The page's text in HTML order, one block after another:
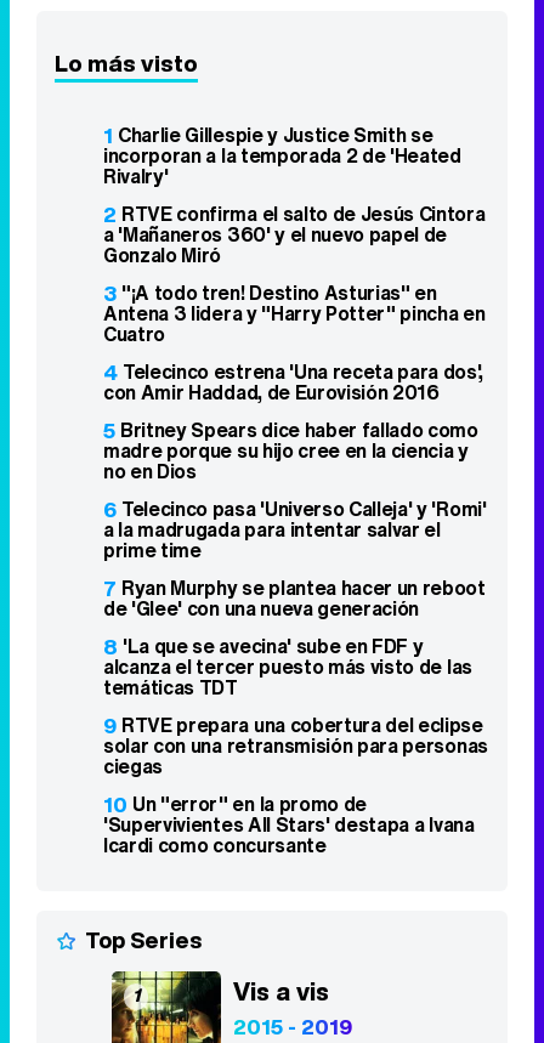
Lo más visto
1 Charlie Gillespie y Justice Smith se
incorporan a la temporada 2 de 'Heated
Rivalry'
2 RTVE confirma el salto de Jesús Cintora
a 'Mañaneros 360' y el nuevo papel de
Gonzalo Miró
3 "¡A todo tren! Destino Asturias" en
Antena 3 lidera y "Harry Potter" pincha en
Cuatro
4 Telecinco estrena 'Una receta para dos',
con Amir Haddad, de Eurovisión 2016
5 Britney Spears dice haber fallado como
madre porque su hijo cree en la ciencia y
no en Dios
6 Telecinco pasa 'Universo Calleja' y 'Romi'
a la madrugada para intentar salvar el
prime time
7 Ryan Murphy se plantea hacer un reboot
de 'Glee' con una nueva generación
8 'La que se avecina' sube en FDF y
alcanza el tercer puesto más visto de las
temáticas TDT
9 RTVE prepara una cobertura del eclipse
solar con una retransmisión para personas
ciegas
10 Un "error" en la promo de
'Supervivientes All Stars' destapa a Ivana
Icardi como concursante
Top Series
1 Vis a vis
2015 - 2019